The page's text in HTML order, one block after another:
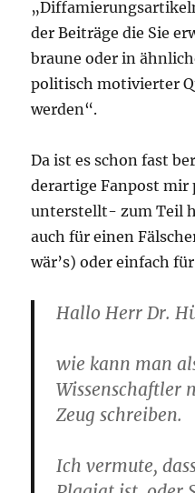
der Beiträge die Sie
braune oder in
politisch motivierter
werden“.
Da ist es schon fast
derartige Fanpost
unterstellt- zum Teil
auch für einen
wär’s) oder einfach
Hallo Herr Dr.
wie kann man
Wissenschaftler
Zeug schreiben.
Ich vermute,